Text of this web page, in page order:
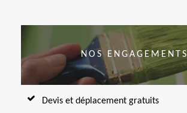
NOS ENGAGEMENTS
Devis et déplacement gratuits